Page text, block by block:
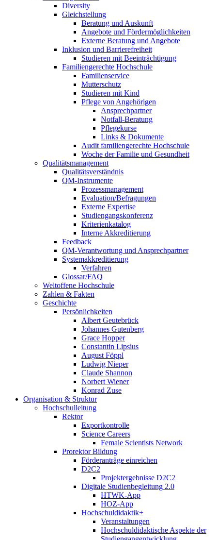
Diversity
Gleichstellung
Beratung und Auskunft
Angebote und Fördermöglichkeiten
Externe Beratung und Angebote
Inklusion und Barrierefreiheit
Studieren mit Beeinträchtigung
Familiengerechte Hochschule
Familienservice
Mutterschutz
Studieren mit Kind
Pflege von Angehörigen
Ansprechpartner
Notfall-Beratung
Pflegekurse
Links & Dokumente
Audit familiengerechte Hochschule
Woche der Familie und Gesundheit
Qualitätsmanagement
Qualitätsverständnis
QM-Instrumente
Prozessmanagement
Evaluation/Befragungen
Externe Expertise
Studiengangskonferenz
Kriterienkatalog
Interne Akkreditierung
Feedback
QM-Verantwortung und Ansprechpartner
Systemakkreditierung
Verfahren
Glossar/FAQ
Weltoffene Hochschule
Zahlen & Fakten
Geschichte
Persönlichkeiten
Albert Geutebrück
Johannes Gutenberg
Grace Hopper
Constantin Lipsius
August Föppl
Ludwig Nieper
Claude Shannon
Norbert Wiener
Konrad Zuse
Organisation & Struktur
Hochschulleitung
Rektor
Exportkontrolle
Science Careers
Female Scientists Network
Prorektor Bildung
Förderanträge einreichen
D2C2
Projektergebnisse D2C2
Digitale Studienbegleitung 2.0
HTWK-App
HOZ-App
Hochschuldidaktik+
Veranstaltungen
Hochschuldidaktische Aspekte der